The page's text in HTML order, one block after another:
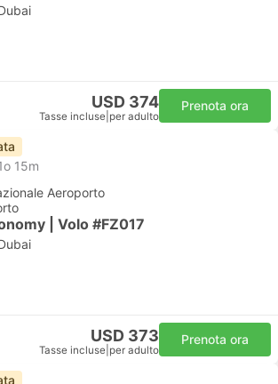
USD 374
Tasse incluse per adulto
Prenota ora
15m
Aeroporto
| Volo #FZ017
USD 373
Tasse incluse per adulto
Prenota ora